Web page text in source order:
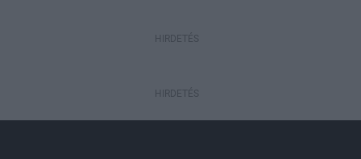
HIRDETÉS
HIRDETÉS